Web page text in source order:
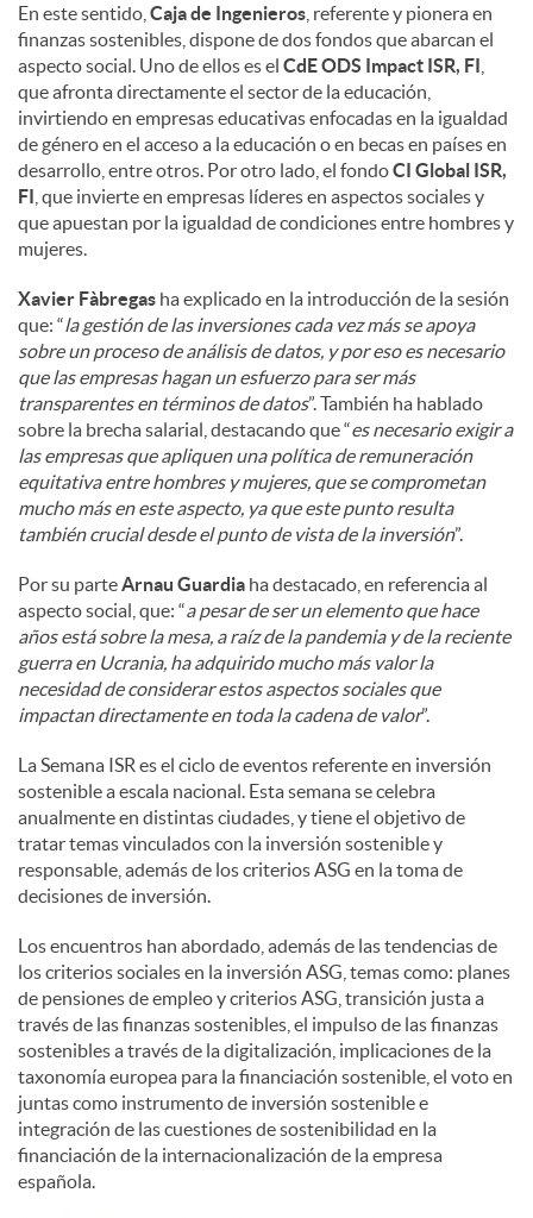
En este sentido, Caja de Ingenieros , referente y pionera en
finanzas sostenibles, dispone de dos fondos que abarcan el
aspecto social. Uno de ellos es el CdE ODS Impact ISR, FI
que afronta directamente el sector de la educación,
invirtiendo en empresas educativas enfocadas en la igualdad
de género en el acceso a la educación o en becas en países en
desarrollo, entre otros. Por otro lado, el fondoCI Global ISR,
FI , que invierte en empresas líderes en aspectos sociales y
que apuestan por la igualdad de condiciones entre hombres y
mujeres.
Xavier Fàbregas ha explicado en la introducción de la sesión
que: “la gestión de las inversiones cada vez más se apoya
sobre un proceso de análisis de datos, y por eso es necesario
que las empresas hagan un esfuerzo para ser más
transparentes en términos de datos”. También ha hablado
sobre la brecha salarial, destacando que “es necesario exigir a
las empresas que apliquen una política de remuneración
equitativa entre hombres y mujeres, que se comprometan
mucho más en este aspecto, ya que este punto resulta
también crucial desde el punto de vista de la inversión”.
Por su parteArnau Guardia ha destacado, en referencia al
aspecto social, que: “a pesar de ser un elemento que hace
años está sobre la mesa, a raíz de la pandemia y de la reciente
guerra en Ucrania, ha adquirido mucho más valor la
necesidad de considerar estos aspectos sociales que
impactan directamente en toda la cadena de valor”.
La Semana ISR es el ciclo de eventos referente en inversión
sostenible a escala nacional. Esta semana se celebra
anualmente en distintas ciudades, y tiene el objetivo de
tratar temas vinculados con la inversión sostenible y
responsable, además de los criterios ASG en la toma de
decisiones de inversión.
Los encuentros han abordado, además de las tendencias de
los criterios sociales en la inversión ASG, temas como: planes
de pensiones de empleo y criterios ASG, transición justa a
través de las finanzas sostenibles, el impulso de las finanzas
sostenibles a través de la digitalización, implicaciones de la
taxonomía europea para la financiación sostenible, el voto en
juntas como instrumento de inversión sostenible e
integración de las cuestiones de sostenibilidad en la
financiación de la internacionalización de la empresa
española.